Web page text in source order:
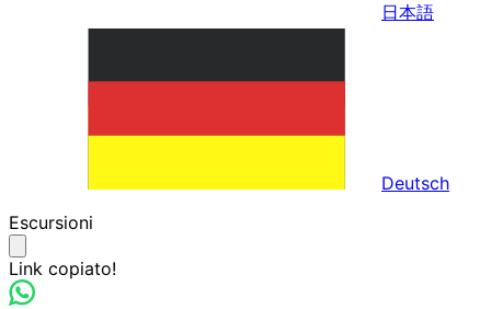
日本語
Deutsch
Escursioni
Link copiato!